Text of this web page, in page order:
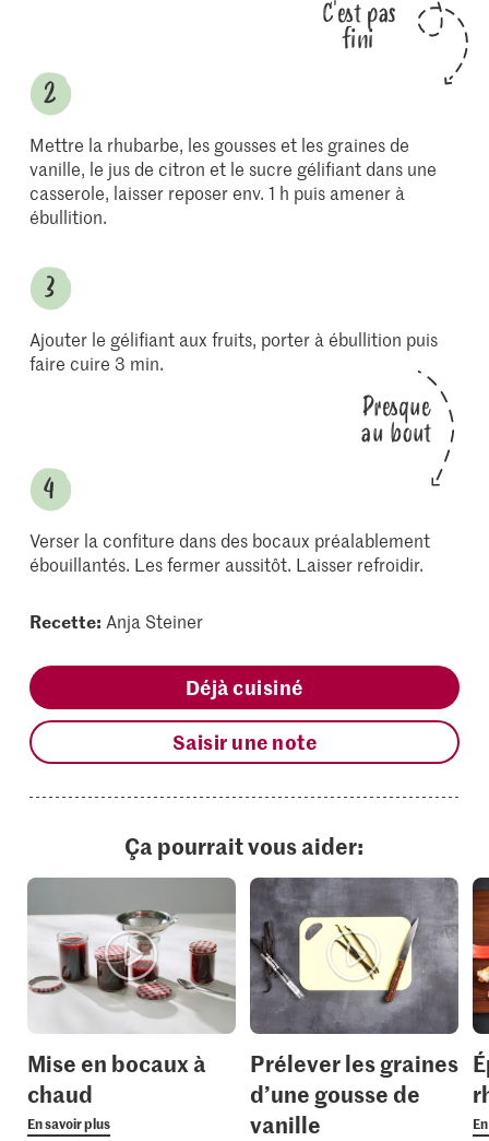
C'est pas
fini
Mettre la rhubarbe, les gousses et les graines de
vanille, le jus de citron et le sucre gélifiant dans une
casserole, laisser reposer env. 1 h puis amener à
ébullition.
Ajouter le gélifiant aux fruits, porter à ébullition puis
faire cuire 3 min.
Presque
au bout
Verser la confiture dans des bocaux préalablement
ébouillantés. Les fermer aussitôt. Laisser refroidir.
Recette: Anja Steiner
Déjà cuisiné
Saisir une note
Ça pourrait vous aider:
Mise en bocaux à
chaud
En savoir plus
Prélever les graines
d’une gousse de
vanille